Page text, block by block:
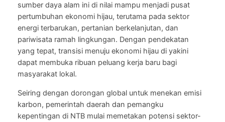
sumber daya alam ini di nilai mampu menjadi pusat
pertumbuhan ekonomi hijau, terutama pada sektor
energi terbarukan, pertanian berkelanjutan, dan
pariwisata ramah lingkungan. Dengan pendekatan
yang tepat, transisi menuju ekonomi hijau di yakini
dapat membuka ribuan peluang kerja baru bagi
masyarakat lokal.
Seiring dengan dorongan global untuk menekan emisi
karbon, pemerintah daerah dan pemangku
kepentingan di NTB mulai memetakan potensi sektor-